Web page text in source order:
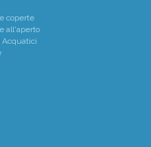
coperte
all'aperto
Acquatici